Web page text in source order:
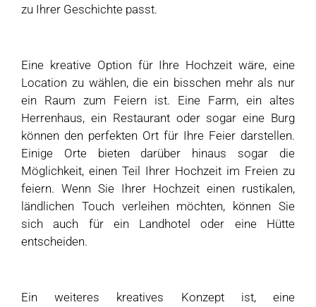
zu Ihrer Geschichte passt.
Eine kreative Option für Ihre Hochzeit wäre, eine
Location zu wählen, die ein bisschen mehr als nur
ein Raum zum Feiern ist. Eine Farm, ein altes
Herrenhaus, ein Restaurant oder sogar eine Burg
können den perfekten Ort für Ihre Feier darstellen.
Einige Orte bieten darüber hinaus sogar die
Möglichkeit, einen Teil Ihrer Hochzeit im Freien zu
feiern. Wenn Sie Ihrer Hochzeit einen rustikalen,
ländlichen Touch verleihen möchten, können Sie
sich auch für ein Landhotel oder eine Hütte
entscheiden.
Ein weiteres kreatives Konzept ist, eine